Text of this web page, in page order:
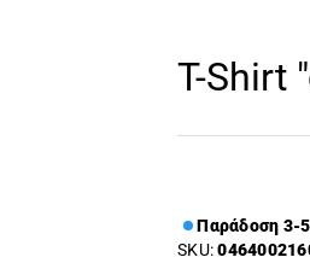
T-Shirt
Παράδοση 3-
SKU: